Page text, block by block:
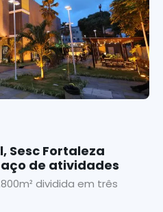
Sesc Fortaleza
de atividades
dividida em três